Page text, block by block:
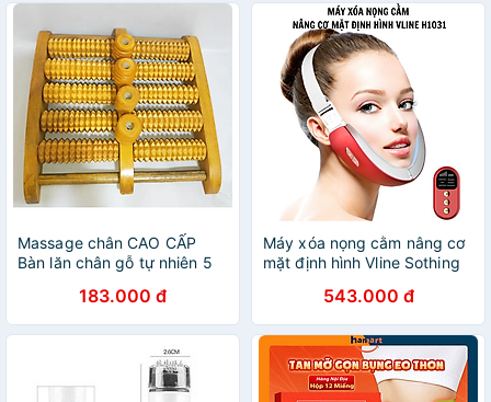
Massage chân CAO CẤP
Bàn lăn chân gỗ tự nhiên 5
giãn hiệu quả183.000 đ
Máy xóa nọng cằm nâng cơ
mặt định hình Vline Sothing
543.000 đ